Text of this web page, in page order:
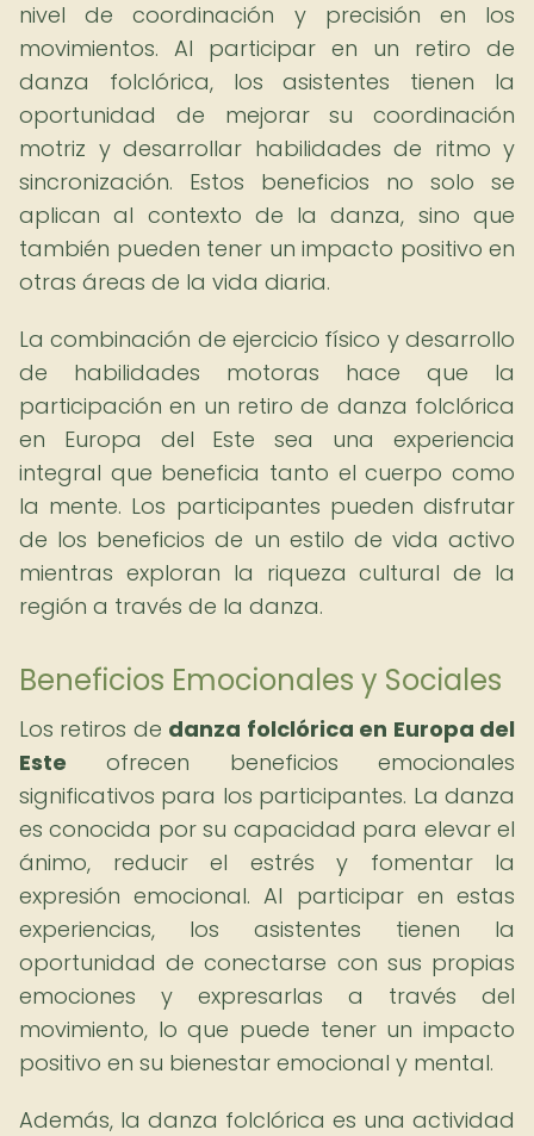
nivel de coordinación y precisión en los
movimientos. Al participar en un retiro de
danza folclórica, los asistentes tienen la
oportunidad de mejorar su coordinación
motriz y desarrollar habilidades de ritmo y
sincronización. Estos beneficios no solo se
aplican al contexto de la danza, sino que
también pueden tener un impacto positivo en
otras áreas de la vida diaria.
La combinación de ejercicio físico y desarrollo
de habilidades motoras hace que la
participación en un retiro de danza folclórica
en Europa del Este sea una experiencia
integral que beneficia tanto el cuerpo como
la mente. Los participantes pueden disfrutar
de los beneficios de un estilo de vida activo
mientras exploran la riqueza cultural de la
región a través de la danza.
Beneficios Emocionales y Sociales
Los retiros de danza folclórica en Europa del
Este ofrecen beneficios emocionales
significativos para los participantes. La danza
es conocida por su capacidad para elevar el
ánimo, reducir el estrés y fomentar la
expresión emocional. Al participar en estas
experiencias, los asistentes tienen la
oportunidad de conectarse con sus propias
emociones y expresarlas a través del
movimiento, lo que puede tener un impacto
positivo en su bienestar emocional y mental.
Además, la danza folclórica es una actividad